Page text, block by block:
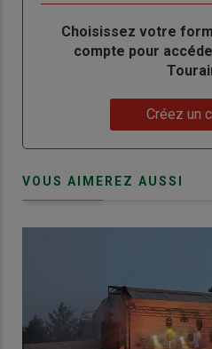
BodyChoisissez votre
compte pour
Créez un
VOUS AIMEREZ AUSSI